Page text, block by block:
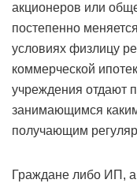
акционеров или
постепенно
условиях физлицу
коммерческой
учреждения отдают
занимающимся
получающим
Граждане либо ИП, а